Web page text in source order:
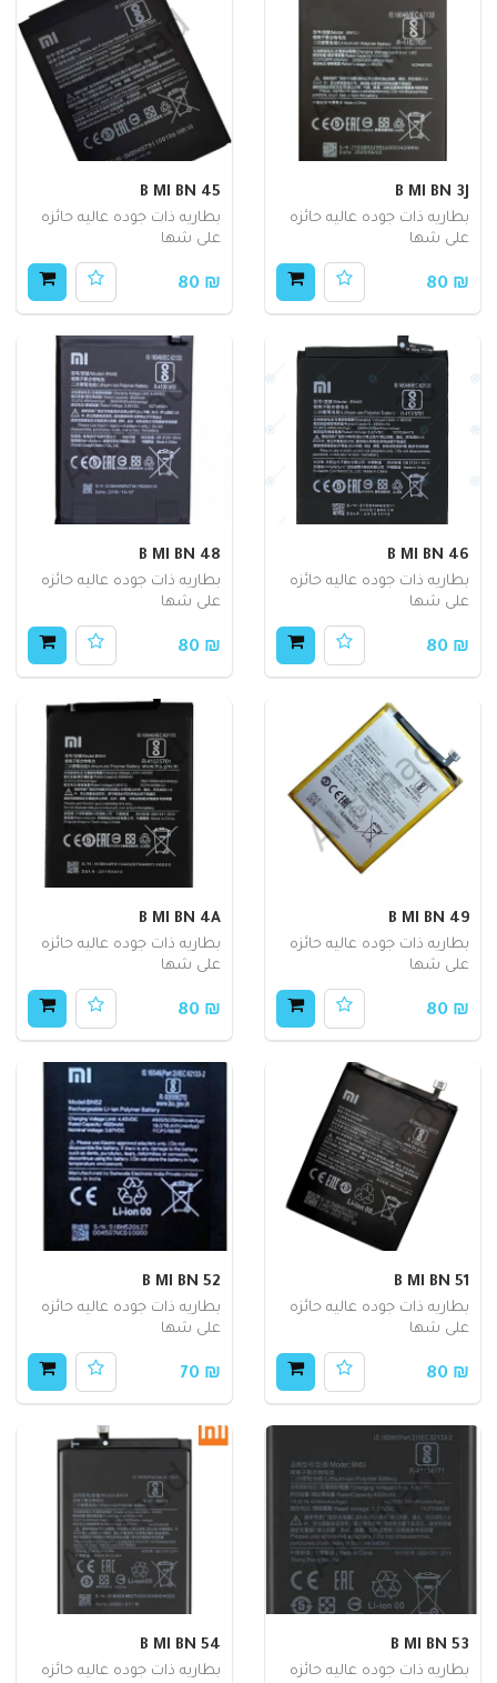
B MI BN 3J
بطاريه ذات جوده عاليه حائزه
على شها
₪ 80
B MI BN 45
بطاريه ذات جوده عاليه حائزه
على شها
₪ 80
B MI BN 46
بطاريه ذات جوده عاليه حائزه
على شها
₪ 80
B MI BN 48
بطاريه ذات جوده عاليه حائزه
على شها
₪ 80
B MI BN 49
بطاريه ذات جوده عاليه حائزه
على شها
₪ 80
B MI BN 4A
بطاريه ذات جوده عاليه حائزه
على شها
₪ 80
B MI BN 51
بطاريه ذات جوده عاليه حائزه
على شها
₪ 80
B MI BN 52
بطاريه ذات جوده عاليه حائزه
على شها
₪ 70
B MI BN 53
بطاريه ذات جوده عاليه حائزه
B MI BN 54
بطاريه ذات جوده عاليه حائزه